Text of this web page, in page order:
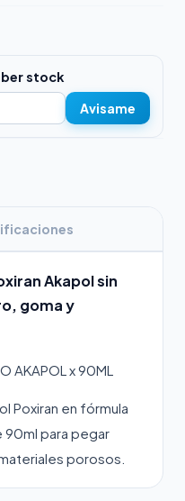
stock
Avisame
Akapol sin
goma y
AKAPOL x 90ML
Poxiran en fórmula
90ml para pegar
porosos.